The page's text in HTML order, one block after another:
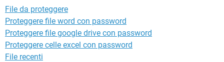
File da proteggere
Proteggere file word con password
Proteggere file google drive con password
Proteggere celle excel con password
File recenti